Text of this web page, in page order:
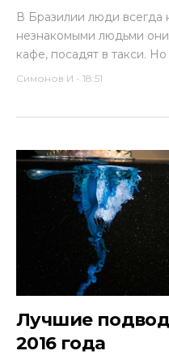
В Бразилии люди всегда
незнакомыми людьми
кафе, посадят в такси.
Симонов И - 18:51
Лучшие
2016 года